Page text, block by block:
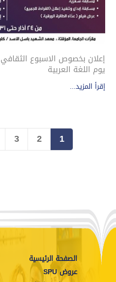
إعلان بخصوص الاسبوع الثقافي
يوم اللغة العربية
إقرأ المزيد...
1
2
3
الصفحة الرئيسية
عروض SPU